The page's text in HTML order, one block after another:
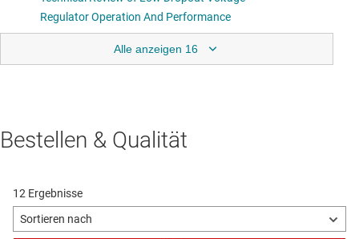
Alle anzeigen 16
Bestellen & Qualität